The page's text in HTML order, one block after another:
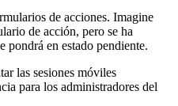
de acciones. Imagine
de acción, pero se ha
pondrá en estado pendiente.
las sesiones móviles
para los administradores del